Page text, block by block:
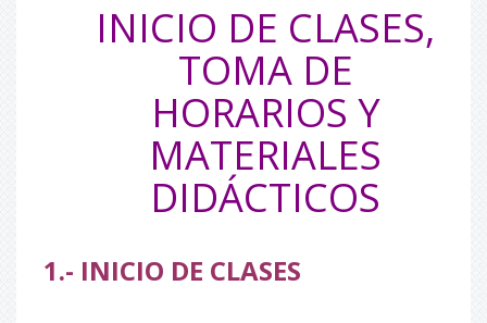
INICIO DE CLASES,
TOMA DE
HORARIOS Y
MATERIALES
DIDÁCTICOS
1.- INICIO DE CLASES